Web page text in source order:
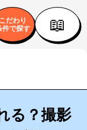
こだわり
件で探す
📖
る？撮影